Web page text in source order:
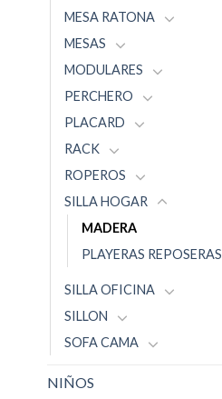
MESA RATONA
MESAS
MODULARES
PERCHERO
PLACARD
RACK
ROPEROS
SILLA HOGAR
MADERA
PLAYERAS REPOSERAS
SILLA OFICINA
SILLON
SOFA CAMA
NIÑOS